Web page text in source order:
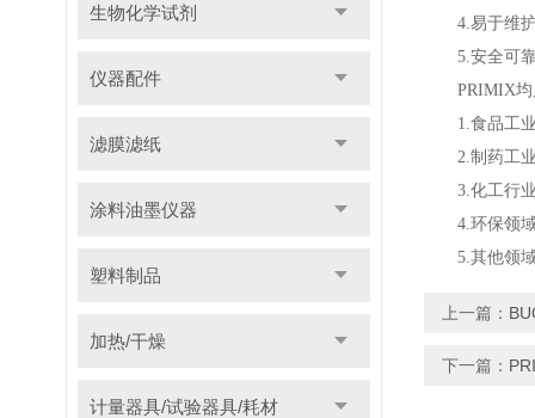
生物化学试剂
仪器配件
滤膜滤纸
涂料油墨仪器
塑料制品
加热/干燥
计量器具/试验器具/耗材
4.易于维护
5.安全可靠
PRIMIX均
1.食品工业
2.制药工业
3.化工行业
4.环保领域
5.其他领域
上一篇：
下一篇：